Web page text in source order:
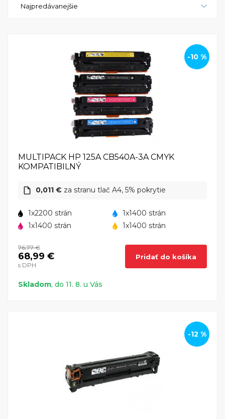
dizajnom a praktickými funkciami je ideálnym
každodenné potreby. S HP Color LaserJet CP1514n
môžete mať istotu, že vaše tlačové projekty budú
vyzerať profesionálne a vysoko kvalitne.
Najpredávanejšie
-10 %
MULTIPACK HP 125A CB540A-3A CMYK
KOMPATIBILNÝ
0,011 € za stranu tlač A4, 5% pokrytie
1x2200 strán
1x1400 strán
1x1400 strán
1x1400 strán
76,77 €
68,99 €
s DPH
Pridať do košíka
Skladom, do 11. 8. u Vás
-12 %